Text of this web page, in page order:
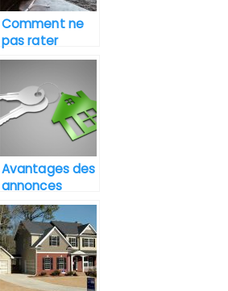
Comment ne
pas rater
l’appartement
France ?
Avantages des
annonces
immobilieres
en ligne